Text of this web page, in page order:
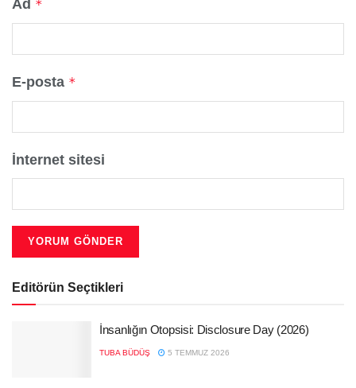
Ad *
E-posta *
İnternet sitesi
Editörün Seçtikleri
İnsanlığın Otopsisi: Disclosure Day (2026)
TUBA BÜDÜŞ 5 TEMMUZ 2026